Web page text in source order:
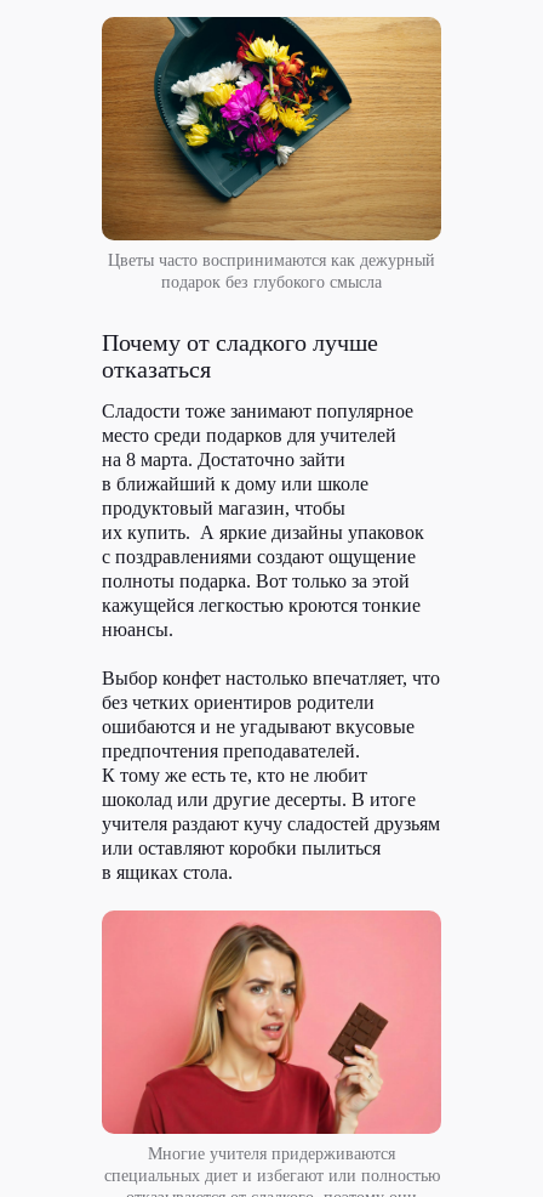
Цветы часто воспринимаются как дежурный
подарок без глубокого смысла
Почему от сладкого лучше
отказаться
Сладости тоже занимают популярное
место среди подарков для учителей
на 8 марта. Достаточно зайти
в ближайший к дому или школе
продуктовый магазин, чтобы
их купить. А яркие дизайны упаковок
с поздравлениями создают ощущение
полноты подарка. Вот только за этой
кажущейся легкостью кроются тонкие
нюансы.
Выбор конфет настолько впечатляет, что
без четких ориентиров родители
ошибаются и не угадывают вкусовые
предпочтения преподавателей.
К тому же есть те, кто не любит
шоколад или другие десерты. В итоге
учителя раздают кучу сладостей друзьям
или оставляют коробки пылиться
в ящиках стола.
Многие учителя придерживаются
специальных диет и избегают или полностью
Статья в Журнал
Ситилинк